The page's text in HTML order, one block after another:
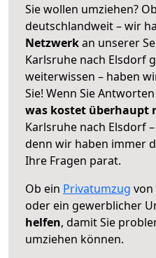
Sie wollen umziehen?
deutschlandweit – wir
Netzwerkan unserer
Karlsruhe nach Elsdorf
weiterwissen – haben
Sie! Wenn Sie
was kostet überhaupt
Karlsruhe nach Elsdorf
denn wir haben immer
Ihre Fragen parat.
Ob ein Privatumzug von
oder ein gewerblicher
helfen, damit Sie
umziehen können.